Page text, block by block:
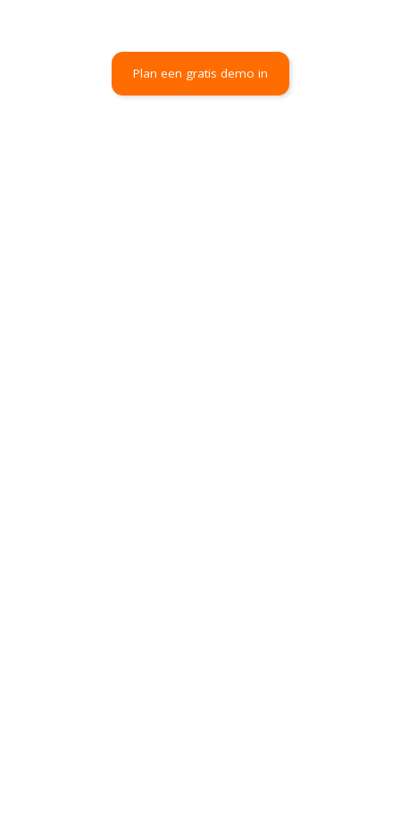
Plan een gratis demo in